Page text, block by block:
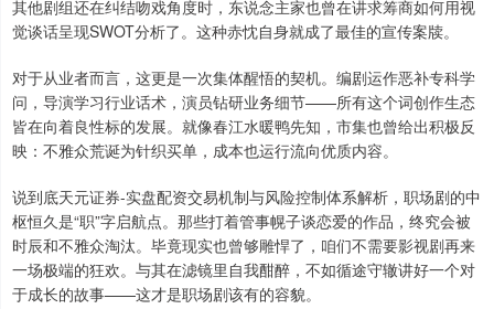
其他剧组还在纠结吻戏角度时，东说念主家也曾在讲求筹商如何用视
觉谈话呈现SWOT分析了。这种赤忱自身就成了最佳的宣传案牍。
对于从业者而言，这更是一次集体醒悟的契机。编剧运作恶补专科学
问，导演学习行业话术，演员钻研业务细节——所有这个词创作生态
皆在向着良性标的发展。就像春江水暖鸭先知，市集也曾给出积极反
映：不雅众荒诞为针织买单，成本也运行流向优质内容。
说到底天元证券-实盘配资交易机制与风险控制体系解析，职场剧的中
枢恒久是“职”字启航点。那些打着管事幌子谈恋爱的作品，终究会被
时辰和不雅众淘汰。毕竟现实也曾够雕悍了，咱们不需要影视剧再来
一场极端的狂欢。与其在滤镜里自我酣醉，不如循途守辙讲好一个对
于成长的故事——这才是职场剧该有的容貌。